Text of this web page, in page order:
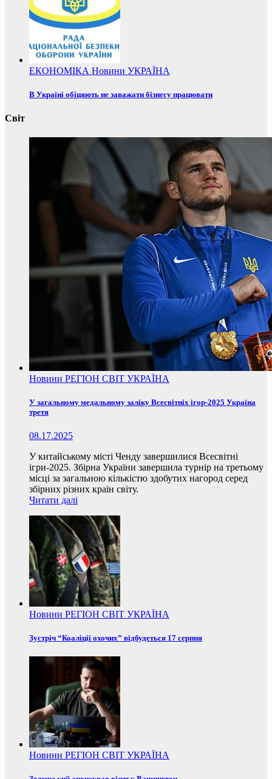
ЕКОНОМІКА Новини УКРАЇНА
В Україні обіцяють не заважати бізнесу працювати
Світ
Новини РЕГІОН СВІТ УКРАЇНА
У загальному медальному заліку Всесвітніх ігор-2025 Україна
третя
08.17.2025
У китайському місті Ченду завершилися Всесвітні
ігри-2025. Збірна України завершила турнір на третьому
місці за загальною кількістю здобутих нагород серед
збірних різних країн світу.
Читати далі
Новини РЕГІОН СВІТ УКРАЇНА
Зустріч “Коаліції охочих” відбудеться 17 серпня
Новини РЕГІОН СВІТ УКРАЇНА